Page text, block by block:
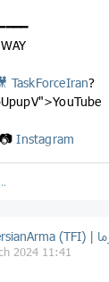
TaskForceIran?
Instagram
2024 11:41